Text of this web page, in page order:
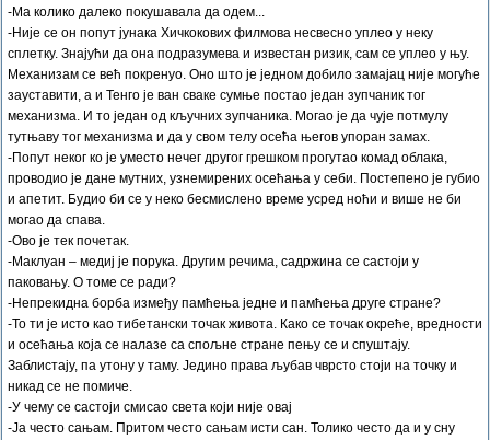
-Ма колико далеко покушавала да одем...
-Није се он попут јунака Хичкокових филмова несвесно уплео у неку
сплетку. Знајући да она подразумева и известан ризик, сам се уплео у њу.
Механизам се већ покренуо. Оно што је једном добило замајац није могуће
зауставити, а и Тенго је ван сваке сумње постао један зупчаник тог
механизма. И то један од кључних зупчаника. Могао је да чује потмулу
тутњаву тог механизма и да у свом телу осећа његов упоран замах.
-Попут неког ко је уместо нечег другог грешком прогутао комад облака,
проводио је дане мутних, узнемирених осећања у себи. Постепено је губио
и апетит. Будио би се у неко бесмислено време усред ноћи и више не би
могао да спава.
-Ово је тек почетак.
-Маклуан – медиј је порука. Другим речима, садржина се састоји у
паковању. О томе се ради?
-Непрекидна борба између памћења једне и памћења друге стране?
-То ти је исто као тибетански точак живота. Како се точак окреће, вредности
и осећања која се налазе са спољне стране пењу се и спуштају.
Заблистају, па утону у таму. Једино права љубав чврсто стоји на точку и
никад се не помиче.
-У чему се састоји смисао света који није овај
-Ја често сањам. Притом често сањам исти сан. Толико често да и у сну